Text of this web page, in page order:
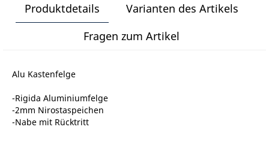
Produktdetails
Varianten des Artikels
Fragen zum Artikel
Alu Kastenfelge
-Rigida Aluminiumfelge
-2mm Nirostaspeichen
-Nabe mit Rücktritt